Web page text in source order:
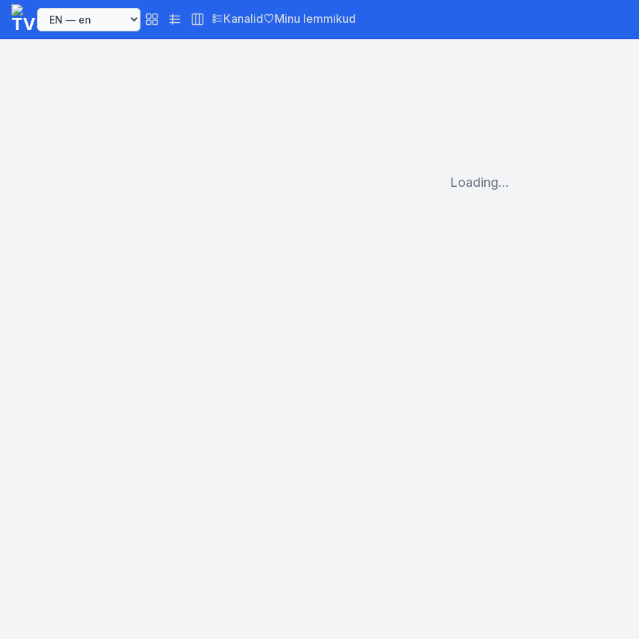
Kanalid Minu lemmikud
Loading...